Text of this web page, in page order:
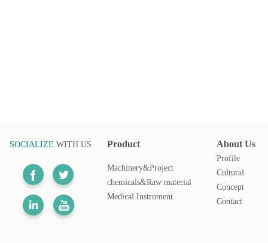
Product
Machinery&Project
chemicals&Raw material
Medical Instrument
SOCIALIZE WITH US About Us
Profile
Cultural
Concept
Contact